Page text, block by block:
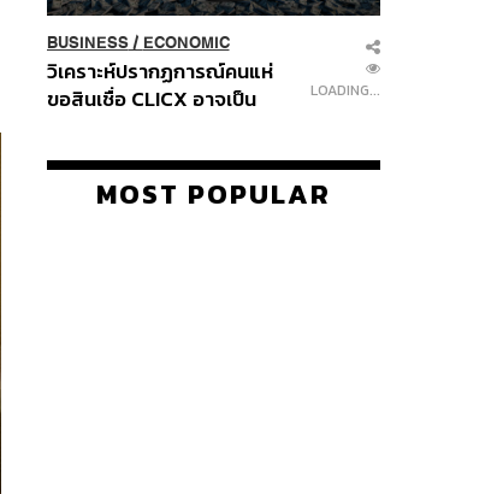
BUSINESS/ ECONOMIC
วิเคราะห์ปรากฏการณ์คนแห่
ขอสินเชื่อ CLICX อาจเป็น
ปัญหาหนี้ครัวเรือนไทยที่ถูกซุก
LOADING...
MOST POPULAR